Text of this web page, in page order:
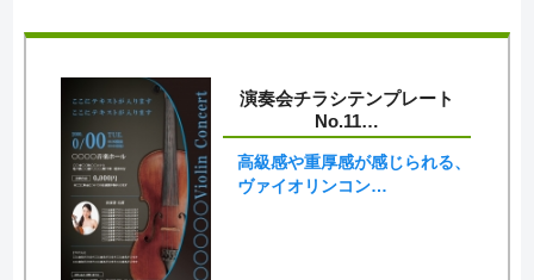
演奏会チラシテンプレート
No.11…
高級感や重厚感が感じられる、
ヴァイオリンコン…